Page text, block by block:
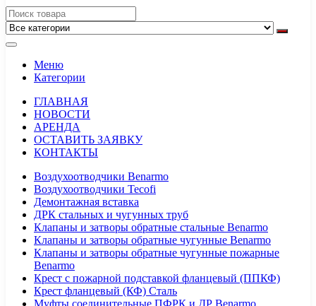
Меню
Категории
ГЛАВНАЯ
НОВОСТИ
АРЕНДА
ОСТАВИТЬ ЗАЯВКУ
КОНТАКТЫ
Воздухоотводчики Benarmo
Воздухоотводчики Tecofi
Демонтажная вставка
ДРК стальных и чугунных труб
Клапаны и затворы обратные стальные Benarmo
Клапаны и затворы обратные чугунные Benarmo
Клапаны и затворы обратные чугунные пожарные
Benarmo
Крест с пожарной подставкой фланцевый (ППКФ)
Крест фланцевый (КФ) Сталь
Муфты соединительные ПФРК и ДР Benarmo